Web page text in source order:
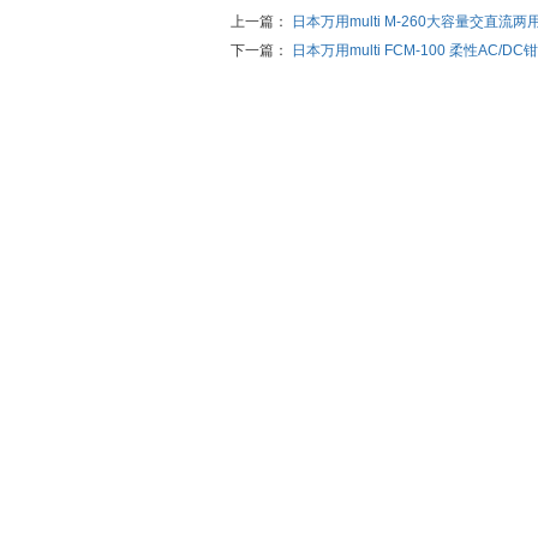
上一篇：
日本万用multi M-260大容量交直流两
下一篇：
日本万用multi FCM-100 柔性AC/DC